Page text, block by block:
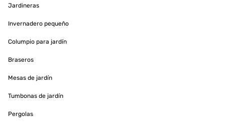
Jardineras
Invernadero pequeño
Columpio para jardín
Braseros
Mesas de jardín
Tumbonas de jardín
Pergolas